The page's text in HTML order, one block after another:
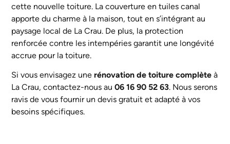
cette nouvelle toiture. La couverture en tuiles canal
apporte du charme à la maison, tout en s’intégrant au
paysage local de La Crau. De plus, la protection
renforcée contre les intempéries garantit une longévité
accrue pour la toiture.
Si vous envisagez une rénovation de toiture complète à
La Crau, contactez-nous au06 16 90 52 63. Nous serons
ravis de vous fournir un devis gratuit et adapté à vos
besoins spécifiques.